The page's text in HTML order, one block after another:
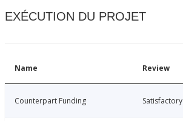
EXÉCUTION DU PROJET
Name Review
Counterpart Funding Satisfactory